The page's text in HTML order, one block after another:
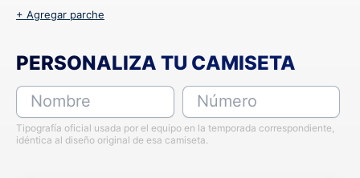
+ Agregar parche
PERSONALIZA TU CAMISETA
Nombre Número
Tipografía oficial usada por el equipo en la temporada correspondiente,
idéntica al diseño original de esa camiseta.